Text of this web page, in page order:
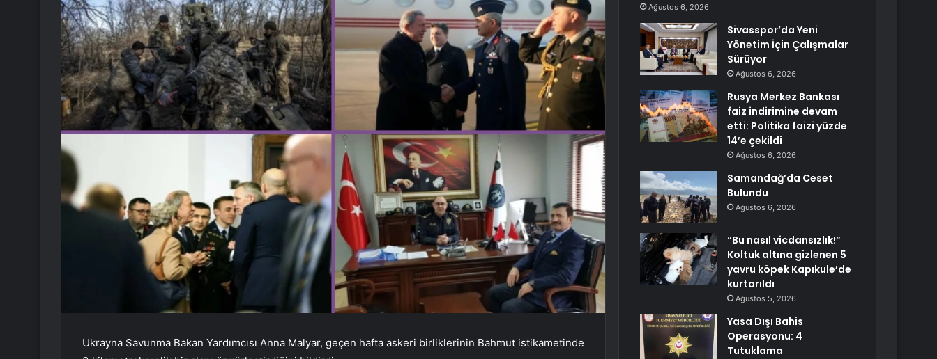
Ukrayna Savunma Bakan Yardımcısı Anna Malyar, geçen hafta askeri birliklerinin Bahmut istikametinde
Ağustos 6, 2026
Sivasspor’da Yeni
Yönetim İçin Çalışmalar
Sürüyor
Ağustos 6, 2026
Rusya Merkez Bankası
faiz indirimine devam
etti: Politika faizi yüzde
14’e çekildi
Ağustos 6, 2026
Samandağ’da Ceset
Bulundu
Ağustos 6, 2026
“Bu nasıl vicdansızlık!”
Koltuk altına gizlenen 5
yavru köpek Kapıkule’de
kurtarıldı
Ağustos 5, 2026
Yasa Dışı Bahis
Operasyonu: 4
Tutuklama